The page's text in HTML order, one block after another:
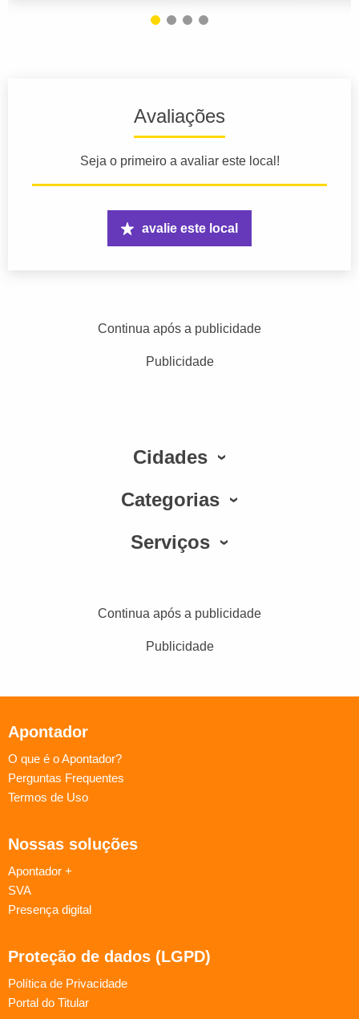
Avaliações
Seja o primeiro a avaliar este local!
avalie este local
Continua após a publicidade
Publicidade
Cidades
Categorias
Serviços
Continua após a publicidade
Publicidade
Apontador
O que é o Apontador?
Perguntas Frequentes
Termos de Uso
Nossas soluções
Apontador +
SVA
Presença digital
Proteção de dados (LGPD)
Política de Privacidade
Portal do Titular